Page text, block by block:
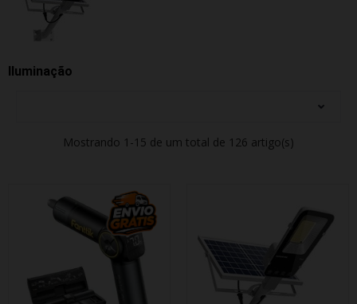
Iluminação
Mostrando 1-15 de um total de 126 artigo(s)